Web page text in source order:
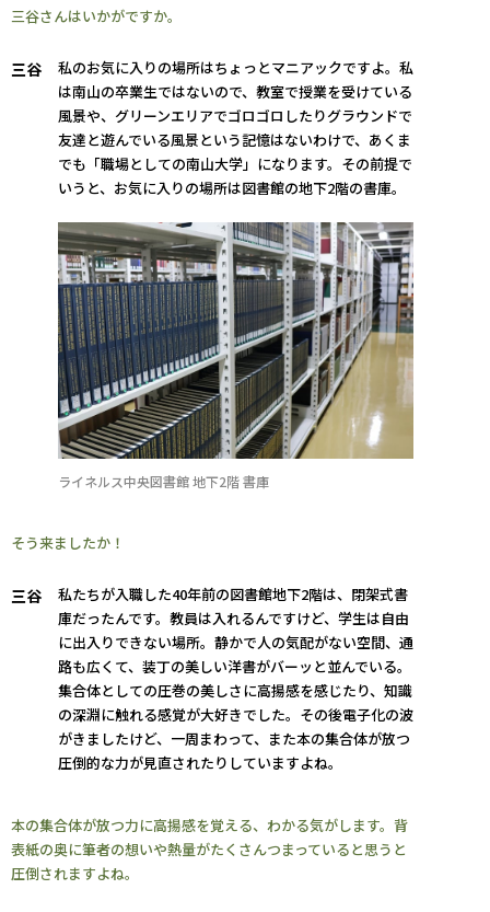
三谷さんはいかがですか。
三谷
私のお気に入りの場所はちょっとマニアックですよ。私
は南山の卒業生ではないので、教室で授業を受けている
風景や、グリーンエリアでゴロゴロしたりグラウンドで
友達と遊んでいる風景という記憶はないわけで、あくま
でも「職場としての南山大学」になります。その前提で
いうと、お気に入りの場所は図書館の地下2階の書庫。
ライネルス中央図書館 地下2階 書庫
そう来ましたか！
三谷
私たちが入職した40年前の図書館地下2階は、閉架式書
庫だったんです。教員は入れるんですけど、学生は自由
に出入りできない場所。静かで人の気配がない空間、通
路も広くて、装丁の美しい洋書がバーッと並んでいる。
集合体としての圧巻の美しさに高揚感を感じたり、知識
の深淵に触れる感覚が大好きでした。その後電子化の波
がきましたけど、一周まわって、また本の集合体が放つ
圧倒的な力が見直されたりしていますよね。
本の集合体が放つ力に高揚感を覚える、わかる気がします。背
表紙の奥に筆者の想いや熱量がたくさんつまっていると思うと
圧倒されますよね。